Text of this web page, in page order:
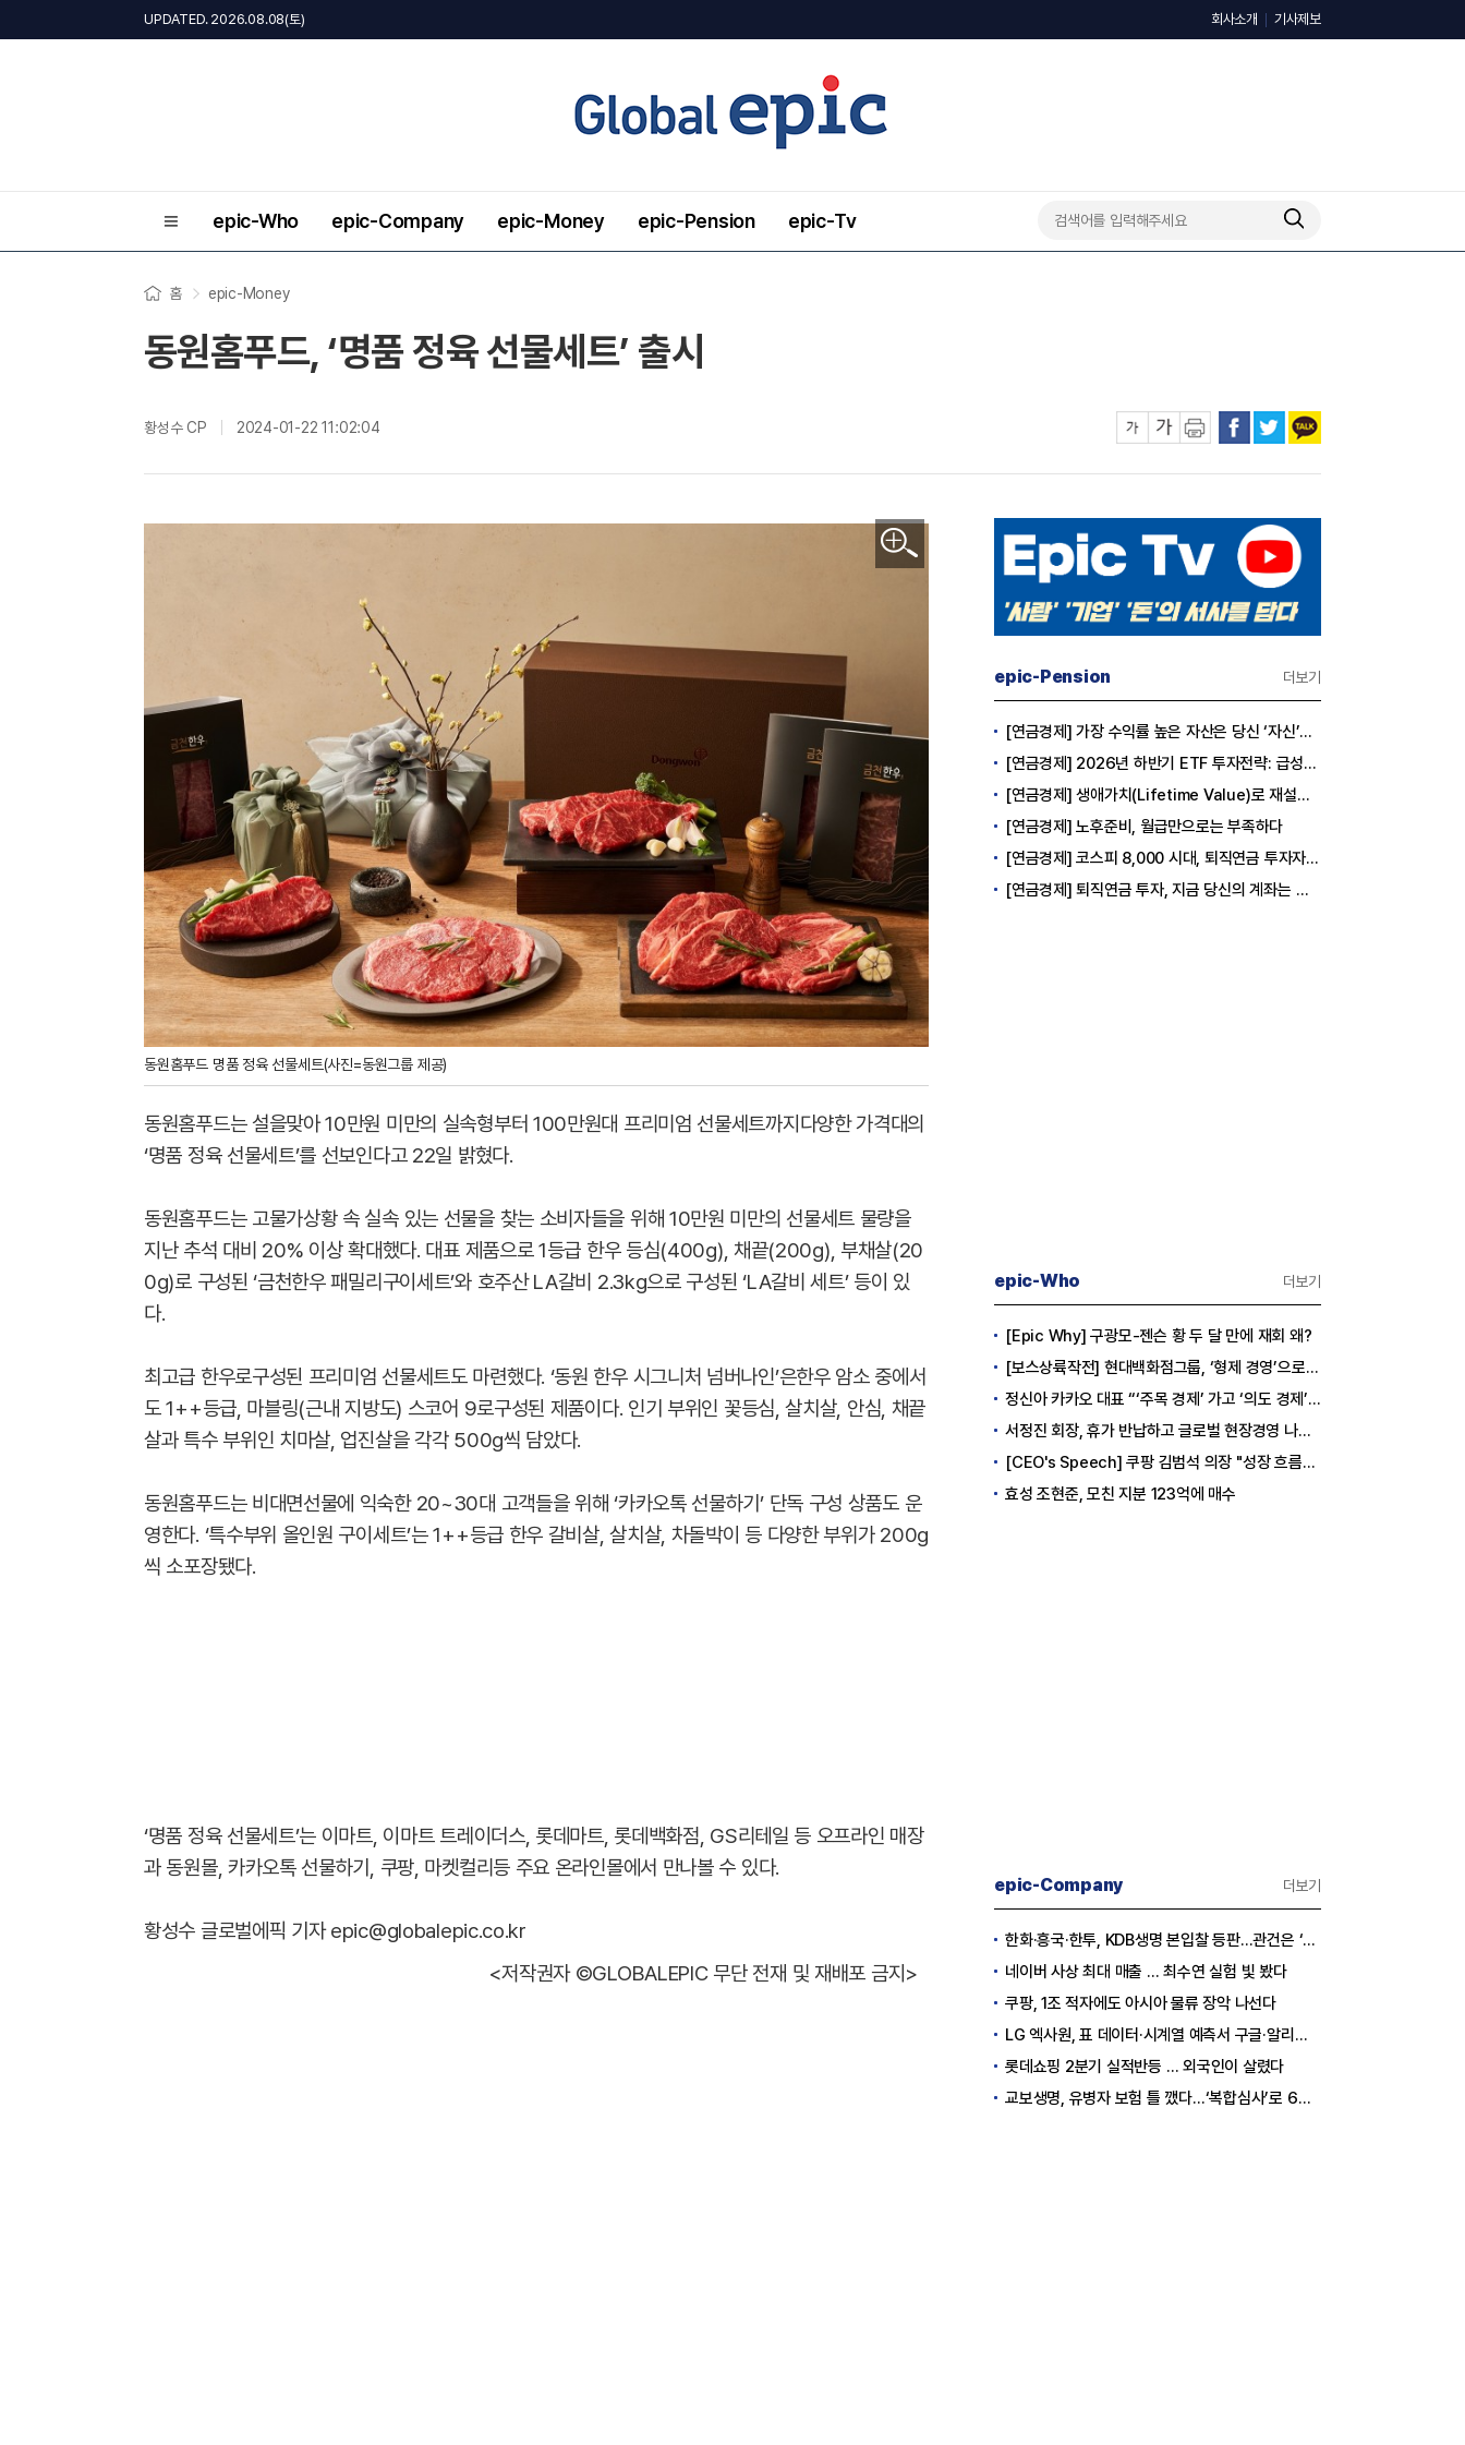
UPDATED. 2026.08.08(토) 회사소개 기사제보
epic-Who epic-Company epic-Money epic-Pension epic-Tv
홈 epic-Money
동원홈푸드, ‘명품 정육 선물세트’ 출시
황성수 CP 2024-01-22 11:02:04
동원홈푸드 명품 정육 선물세트(사진=동원그룹 제공)
이미지 확대보기
동원홈푸드는 설을맞아 10만원 미만의 실속형부터 100만원대 프리미엄 선물세트까지다양한 가격대의
‘명품 정육 선물세트’를 선보인다고 22일 밝혔다.
동원홈푸드는 고물가상황 속 실속 있는 선물을 찾는 소비자들을 위해 10만원 미만의 선물세트 물량을
지난 추석 대비 20% 이상 확대했다. 대표 제품으로 1등급 한우 등심(400g), 채끝(200g), 부채살(20
0g)로 구성된 ‘금천한우 패밀리구이세트’와 호주산 LA갈비 2.3kg으로 구성된 ‘LA갈비 세트’ 등이 있
다.
최고급 한우로구성된 프리미엄 선물세트도 마련했다. ‘동원 한우 시그니처 넘버나인’은한우 암소 중에서
도 1++등급, 마블링(근내 지방도) 스코어 9로구성된 제품이다. 인기 부위인 꽃등심, 살치살, 안심, 채끝
살과 특수 부위인 치마살, 업진살을 각각 500g씩 담았다.
동원홈푸드는 비대면선물에 익숙한 20~30대 고객들을 위해 ‘카카오톡 선물하기’ 단독 구성 상품도 운
영한다. ‘특수부위 올인원 구이세트’는 1++등급 한우 갈비살, 살치살, 차돌박이 등 다양한 부위가 200g
씩 소포장됐다.
‘명품 정육 선물세트’는 이마트, 이마트 트레이더스, 롯데마트, 롯데백화점, GS리테일 등 오프라인 매장
과 동원몰, 카카오톡 선물하기, 쿠팡, 마켓컬리등 주요 온라인몰에서 만나볼 수 있다.
황성수 글로벌에픽 기자 epic@globalepic.co.kr
<저작권자 ©GLOBALEPIC 무단 전재 및 재배포 금지>
epic-Pension 더보기
[연금경제] 가장 수익률 높은 자산은 당신 ‘자신’이다
[연금경제] 2026년 하반기 ETF 투자전략: 급성장의 상반기를 접고, 이제 '실적'이 가르는 하반기를 맞다
[연금경제] 생애가치(Lifetime Value)로 재설계하는 은퇴 후 안정적 생활보장과 평생소득 전략
[연금경제] 노후준비, 월급만으로는 부족하다
[연금경제] 코스피 8,000 시대, 퇴직연금 투자자는 왜 지금 FOMO를 경계해야 하는가
[연금경제] 퇴직연금 투자, 지금 당신의 계좌는 어느 편인가?
epic-Who 더보기
[Epic Why] 구광모-젠슨 황 두 달 만에 재회 왜?
[보스상륙작전] 현대백화점그룹, ‘형제 경영’으로 방향 틀었다
정신아 카카오 대표 “‘주목 경제’ 가고 ‘의도 경제’ 왔다”
서정진 회장, 휴가 반납하고 글로벌 현장경영 나선다
[CEO's Speech] 쿠팡 김범석 의장 "성장 흐름은 변하지 않았다"
효성 조현준, 모친 지분 123억에 매수
epic-Company 더보기
한화·흥국·한투, KDB생명 본입찰 등판…관건은 ‘산은 증자 규모’
네이버 사상 최대 매출 … 최수연 실험 빛 봤다
쿠팡, 1조 적자에도 아시아 물류 장악 나선다
LG 엑사원, 표 데이터·시계열 예측서 구글·알리바바 제쳤다
롯데쇼핑 2분기 실적반등 … 외국인이 살렸다
교보생명, 유병자 보험 틀 깼다…‘복합심사’로 6개월 독점권 획득